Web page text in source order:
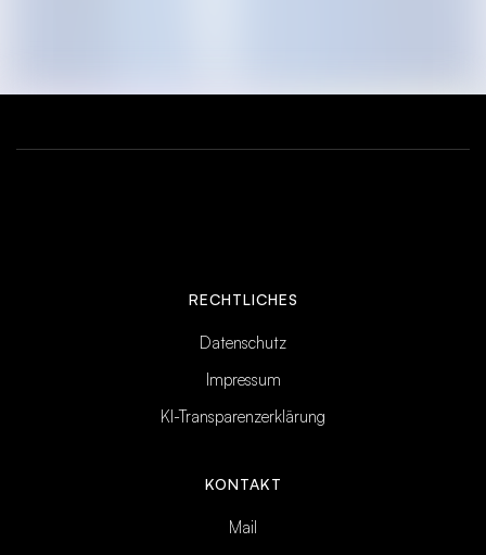
RECHTLICHES
Datenschutz
Impressum
KI-Transparenzerklärung
KONTAKT
Mail